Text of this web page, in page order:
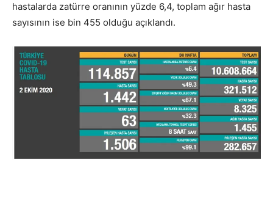
hastalarda zatürre oranının yüzde 6,4, toplam ağır hasta
sayısının ise bin 455 olduğu açıklandı.